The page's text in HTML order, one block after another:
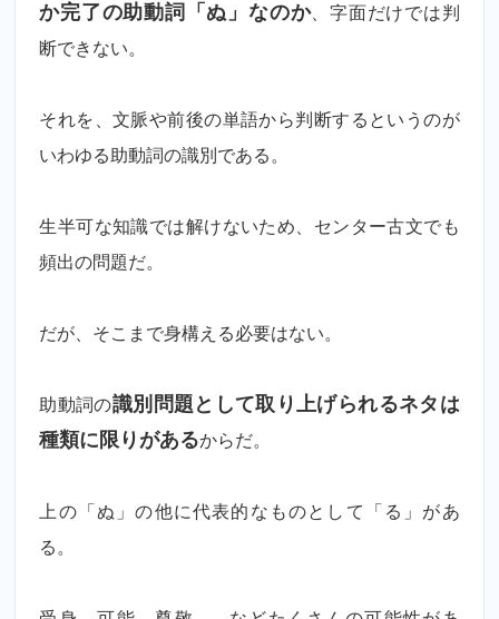
か完了の助動詞「ぬ」なのか、字面だけでは判
断できない。
それを、文脈や前後の単語から判断するというのが
いわゆる助動詞の識別である。
生半可な知識では解けないため、センター古文でも
頻出の問題だ。
だが、そこまで身構える必要はない。
助動詞の識別問題として取り上げられるネタは
種類に限りがあるからだ。
上の「ぬ」の他に代表的なものとして「る」があ
る。